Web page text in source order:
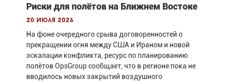
Риски для полётов на Ближнем Востоке
20 июля 2026
На фоне очередного срыва договоренностей о
прекращении огня между США и Ираном и новой
эскалации конфликта, ресурс по планированию
полётов OpsGroup сообщает, что в регионе пока не
вводилось новых закрытий воздушного